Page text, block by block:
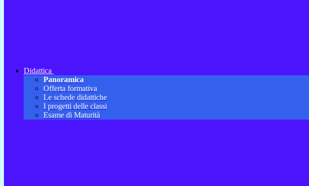
Didattica
Panoramica
Offerta formativa
Le schede didattiche
I progetti delle classi
Esame di Maturità